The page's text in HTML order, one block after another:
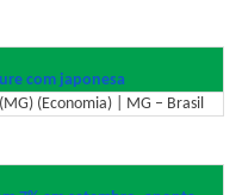
com japonesa
(Economia) | MG – Brasil